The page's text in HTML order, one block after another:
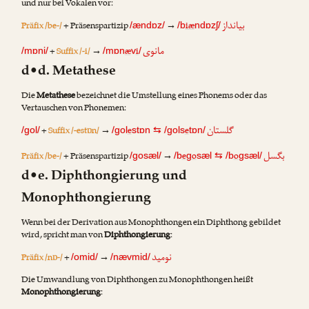
und nur bei Vokalen vor:
Präfix /be-/+ Präsenspartizip/ændɒz/→ /biændɒzʃ/بیانداز
/mɒni/+Suffix /-i/→ /mɒnævi/مانوی
d•d. Metathese
DieMetathesebezeichnet die Umstellung eines Phonems oder das
Vertauschen von Phonemen:
/gol/+Suffix /-estɒn/→ /golestɒn ⇆ /golsetɒn/گلستان
Präfix /be-/+ Präsenspartizip/gosæl/→ /begosæl ⇆ /bogsæl/بگسل
d•e. Diphthongierung und
Monophthongierung
Wenn bei der Derivation aus Monophthongen ein Diphthong gebildet
wird, spricht man vonDiphthongierung:
Präfix /nɒ-/+/omid/→ /nævmid/ نومید
Die Umwandlung von Diphthongen zu Monophthongen heißt
Monophthongierung: